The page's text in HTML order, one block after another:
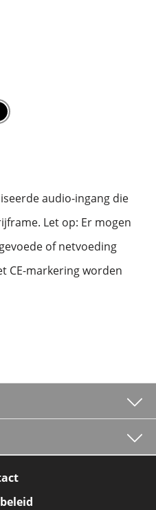
audio-ingang die
Let op: Er mogen
of netvoeding
CE-markering worden